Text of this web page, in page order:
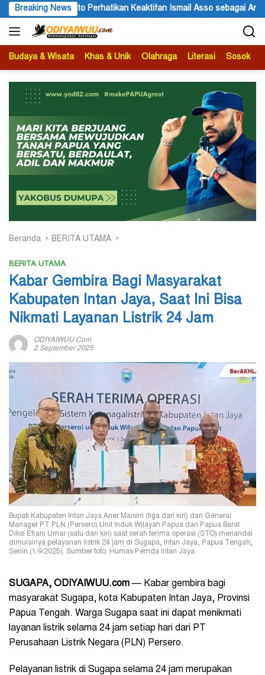
Langsung
ke
konten
Breaking News
Asso sebagai Anggota MRP Papua Pegunungan Papua
Budaya & Wisata Khas & Unik Olahraga Literasi Sosok
Beranda BERITA UTAMA
BERITA UTAMA
Kabar Gembira Bagi Masyarakat
Kabupaten Intan Jaya, Saat Ini Bisa
Nikmati Layanan Listrik 24 Jam
ODIYAIWUU.com
2 September 2025
Bupati Kabupaten Intan Jaya Aner Maisini (tiga dari kiri) dan General
Manager PT PLN (Persero) Unit Induk Wilayah Papua dan Papua Barat
Diksi Efrani Umar (satu dari kiri) saat serah terima operasi (STO) menandai
dimulainya pelayanan listrik 24 jam di Sugapa, Intan Jaya, Papua Tengah,
Senin (1/9/2025). Sumber foto: Humas Pemda Intan Jaya
SUGAPA, ODIYAIWUU.com — Kabar gembira bagi
masyarakat Sugapa, kota Kabupaten Intan Jaya, Provinsi
Papua Tengah. Warga Sugapa saat ini dapat menikmati
layanan listrik selama 24 jam setiap hari dari PT
Perusahaan Listrik Negara (PLN) Persero.
Pelayanan listrik di Sugapa selama 24 jam merupakan